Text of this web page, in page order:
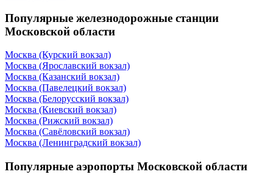
Популярные железнодорожные станции
Московской области
Москва (Курский вокзал)
Москва (Ярославский вокзал)
Москва (Казанский вокзал)
Москва (Павелецкий вокзал)
Москва (Белорусский вокзал)
Москва (Киевский вокзал)
Москва (Рижский вокзал)
Москва (Савёловский вокзал)
Москва (Ленинградский вокзал)
Популярные аэропорты Московской области